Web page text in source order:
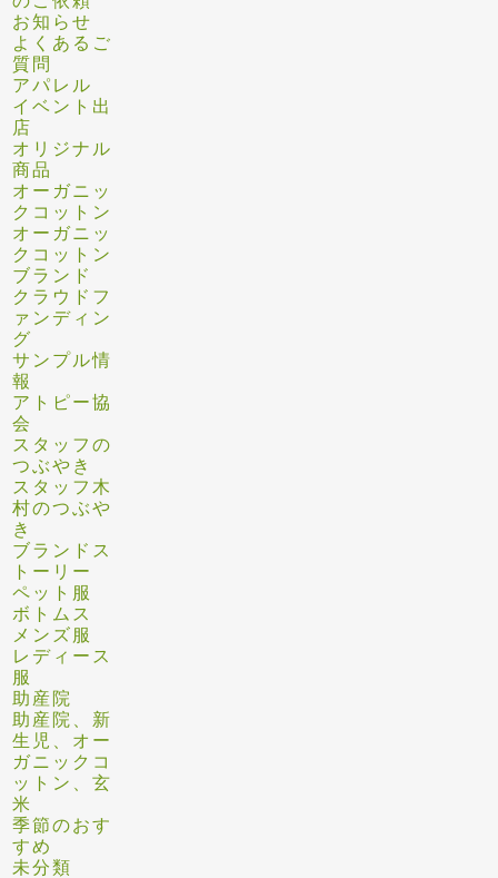
お知らせ
よくあるご
質問
アパレル
イベント出
店
オリジナル
商品
オーガニッ
クコットン
オーガニッ
クコットン
ブランド
クラウドフ
ァンディン
グ
サンプル情
報
アトピー協
会
スタッフの
つぶやき
スタッフ木
村のつぶや
き
ブランドス
トーリー
ペット服
ボトムス
メンズ服
レディース
服
助産院
助産院、新
生児、オー
ガニックコ
ットン、玄
米
季節のおす
すめ
未分類